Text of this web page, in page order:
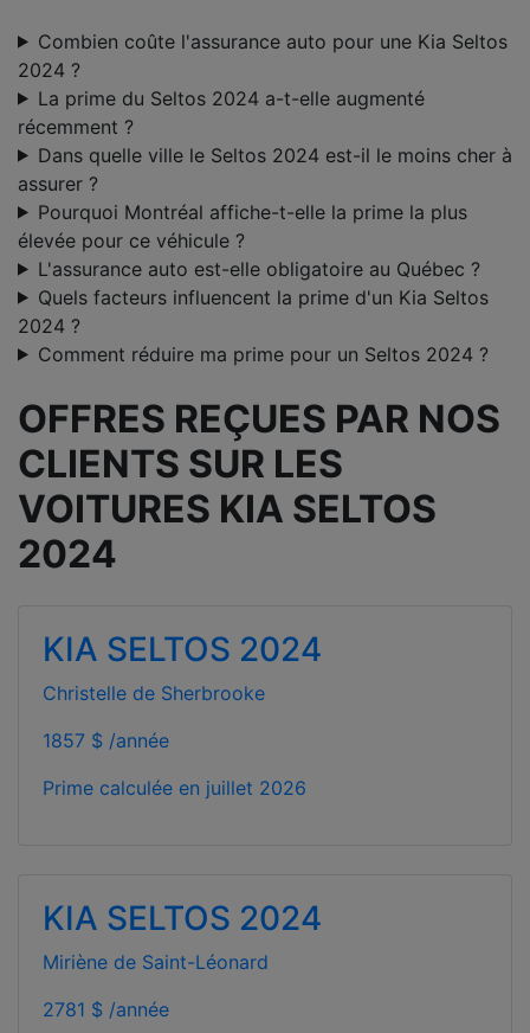
Combien coûte l'assurance auto pour une Kia Seltos
2024 ?
La prime du Seltos 2024 a-t-elle augmenté
récemment ?
Dans quelle ville le Seltos 2024 est-il le moins cher à
assurer ?
Pourquoi Montréal affiche-t-elle la prime la plus
élevée pour ce véhicule ?
L'assurance auto est-elle obligatoire au Québec ?
Quels facteurs influencent la prime d'un Kia Seltos
2024 ?
Comment réduire ma prime pour un Seltos 2024 ?
OFFRES REÇUES PAR NOS
CLIENTS SUR LES
VOITURES KIA SELTOS
2024
KIA SELTOS 2024
Christelle de Sherbrooke
1857 $ /année
Prime calculée en juillet 2026
KIA SELTOS 2024
Miriène de Saint-Léonard
2781 $ /année